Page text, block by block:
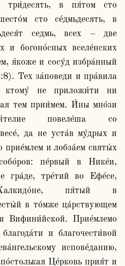
три́десять, в пя́том сто
сто се́дмьдесять, в
седмь, всех – две
богоно́сных вселе́нских
я́коже и сосу́д избра́нный
Тех за́поведи и пра́вила
ктому́ не приложи́ти ни
тем прии́мем. И́ны мно́зи
повеле́ша со
да не уста́в му́дрых и
и лобза́ем святы́х
пе́рвый в Нике́и,
гра́де, тре́тий во Ефе́се,
пя́тый в
в то́мже ца́рствующем
Вифини́йской. Прие́млемо
и благочести́вой
испове́данию,
Це́рковь прия́т и